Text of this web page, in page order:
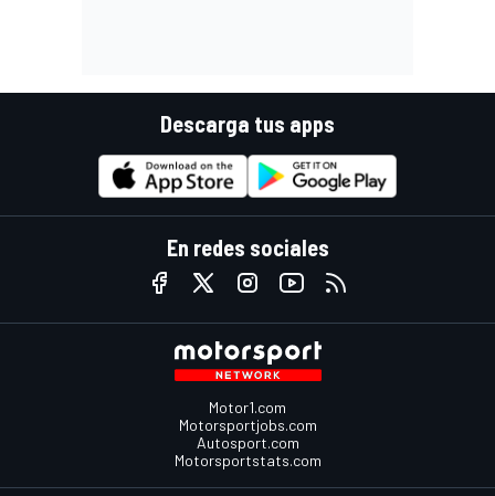
Descarga tus apps
En redes sociales
Motor1.com
Motorsportjobs.com
Autosport.com
Motorsportstats.com